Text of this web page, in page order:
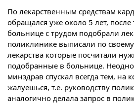
По лекарственным средствам
обращался уже около 5 лет, после
больнице с трудом подобрали
поликлинике выписали по
лекарства которые посчитали
подобранные в больнице.
минздрав спускал всегда тем, на
жалуешься, т.е. руководству
аналогично делала запрос в